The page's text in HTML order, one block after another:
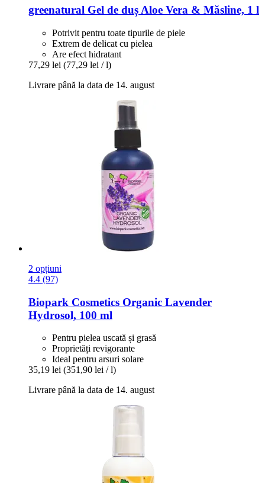
greenatural Gel de duș Aloe Vera & Măsline, 1 l
Potrivit pentru toate tipurile de piele
Extrem de delicat cu pielea
Are efect hidratant
77,29 lei (77,29 lei / l)
Livrare până la data de 14. august
2 opțiuni
4.4 (97)
Biopark Cosmetics Organic Lavender
Hydrosol, 100 ml
Pentru pielea uscată și grasă
Proprietăți revigorante
Ideal pentru arsuri solare
35,19 lei (351,90 lei / l)
Livrare până la data de 14. august